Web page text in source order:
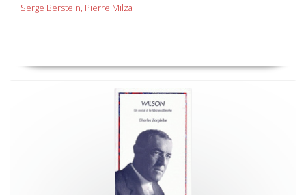
Serge Berstein, Pierre Milza